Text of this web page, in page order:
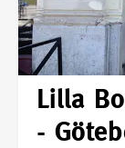
Lilla
-